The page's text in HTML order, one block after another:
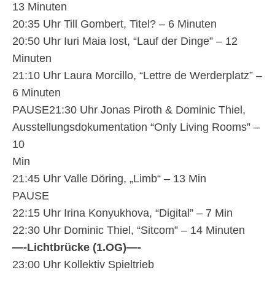
13 Minuten
20:35 Uhr Till Gombert, Titel? – 6 Minuten
20:50 Uhr Iuri Maia Iost, “Lauf der Dinge” – 12
Minuten
21:10 Uhr Laura Morcillo, “Lettre de Werderplatz” –
6 Minuten
PAUSE21:30 Uhr Jonas Piroth & Dominic Thiel,
Ausstellungsdokumentation “Only Living Rooms” –
10
Min
21:45 Uhr Valle Döring, „Limb“ – 13 Min
PAUSE
22:15 Uhr Irina Konyukhova, “Digital” – 7 Min
22:30 Uhr Dominic Thiel, “Sitcom” – 14 Minuten
—-Lichtbrücke (1.OG)—-
23:00 Uhr Kollektiv Spieltrieb